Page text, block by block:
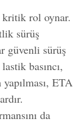
rol oynar.
sürüş
güvenli sürüş
basıncı,
ETA
da